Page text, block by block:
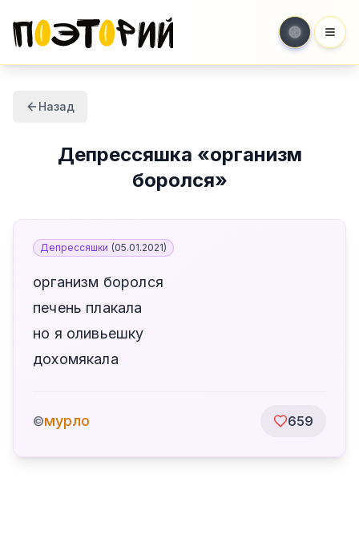
Назад
Депрессяшка «организм
боролся»
Депрессяшки (05.01.2021)
организм боролся
печень плакала
но я оливьешку
дохомякала
©мурло 659